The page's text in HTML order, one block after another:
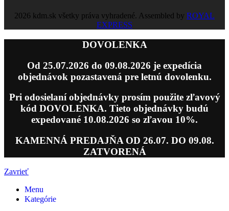
2026 kdm.sk všetky práva vyhradené. Assembled by ROYAL
EXPRESS
DOVOLENKA
Od 25.07.2026 do 09.08.2026 je expedícia
objednávok pozastavená pre letnú dovolenku.
Pri odosielaní objednávky prosím použite zľavový
kód DOVOLENKA. Tieto objednávky budú
expedované 10.08.2026 so zľavou 10%.
KAMENNÁ PREDAJŇA OD 26.07. DO 09.08.
ZATVORENÁ
Zavrieť
Menu
Kategórie